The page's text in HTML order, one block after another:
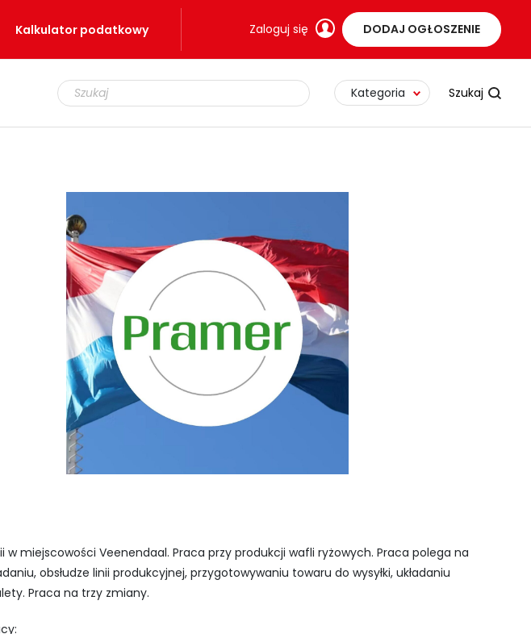
Kalkulator podatkowy Zaloguj się DODAJ OGŁOSZENIE
Kategoria
w miejscowości Veenendaal. Praca przy produkcji wafli ryżowych. Praca polega na
obsłudze linii produkcyjnej, przygotowywaniu towaru do wysyłki, układaniu
Praca na trzy zmiany.